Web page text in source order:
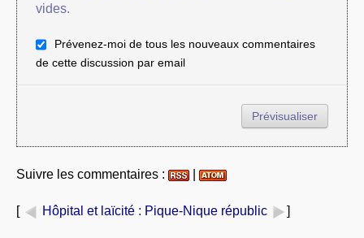
vides.
Prévenez-moi de tous les nouveaux commentaires
de cette discussion par email
Suivre les commentaires :
[ Hôpital et laïcité : Pique-Nique républic ]